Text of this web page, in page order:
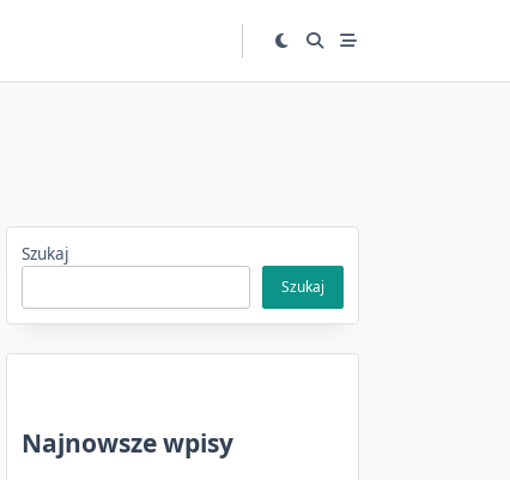
Szukaj
Szukaj
Najnowsze wpisy